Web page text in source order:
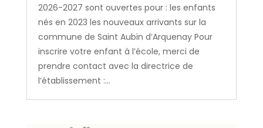
2026-2027 sont ouvertes pour : les enfants
nés en 2023 les nouveaux arrivants sur la
commune de Saint Aubin d’Arquenay Pour
inscrire votre enfant à l’école, merci de
prendre contact avec la directrice de
l’établissement :...